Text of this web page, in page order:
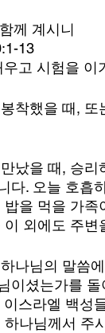
께 계시니
13
고 시험을 이
착했을 때,
났을 때, 승
다. 오늘 호흡
을 먹을 가
외에도 주
나님의 말씀
이셨는가를
스라엘 백성
나님께서 주